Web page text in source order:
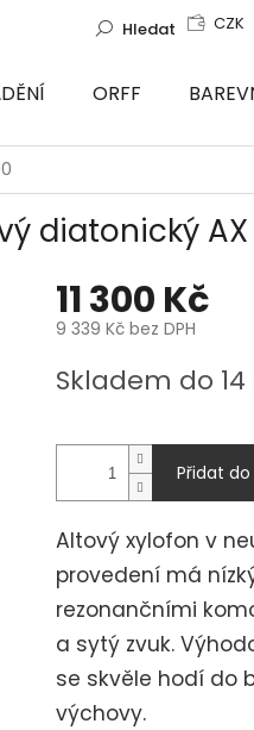
CZK
Hledat
ORFF
diatonický AX
11 300 Kč
9 339 Kč bez DPH
cena:
Skladem do
Přidat do
Altový xylofon v
provedení má
rezonančními
a sytý zvuk.
se skvěle hodí do
výchovy.